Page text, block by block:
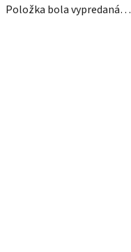
Položka bola vypredaná…